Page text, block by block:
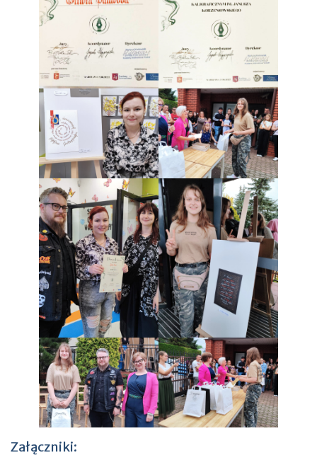
Załączniki: